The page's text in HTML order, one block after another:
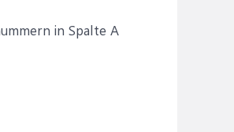
in Spalte A